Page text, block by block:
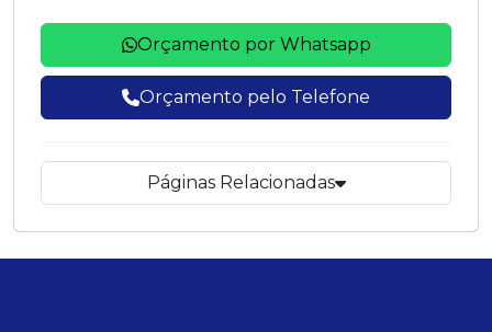
Orçamento por Whatsapp
Orçamento pelo Telefone
Páginas Relacionadas